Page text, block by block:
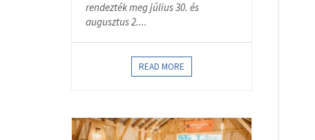
rendezték meg július 30. és
augusztus 2....
READ MORE